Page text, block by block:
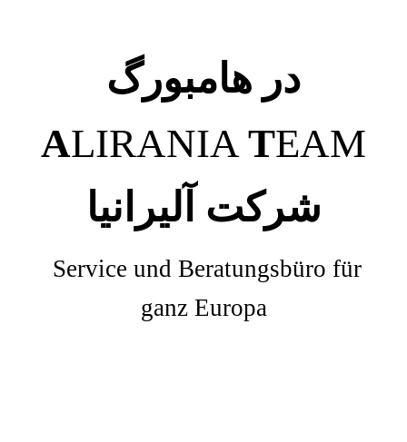
در هامبورگ
ALIRANIA TEAM
شرکت آلیرانیا
Service und Beratungsbüro für
ganz Europa